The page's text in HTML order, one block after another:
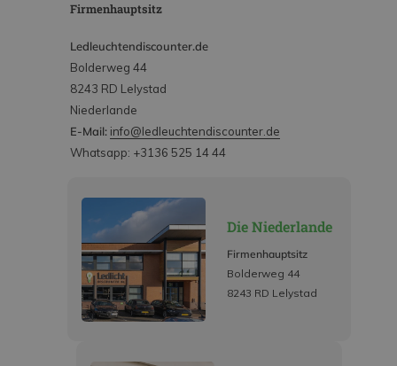
Firmenhauptsitz
Ledleuchtendiscounter.de
Bolderweg 44
8243 RD Lelystad
Niederlande
E-Mail: info@ledleuchtendiscounter.de
Whatsapp: +3136 525 14 44
Die Niederlande
Firmenhauptsitz
Bolderweg 44
8243 RD Lelystad